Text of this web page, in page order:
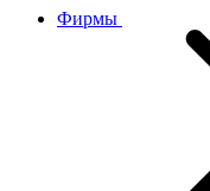
Фирмы